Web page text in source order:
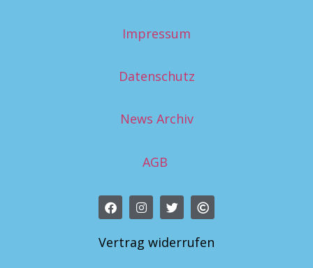
Impressum
Datenschutz
News Archiv
AGB
Vertrag widerrufen